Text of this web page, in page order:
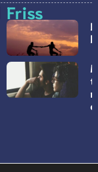
Friss